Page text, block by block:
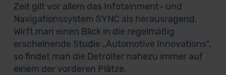
Zeit gilt vor allem das Infotainment- und
Navigationssystem SYNC als herausragend.
Wirft man einen Blick in die regelmäßig
erscheinende Studie „Automotive Innovations“,
so findet man die Detroiter nahezu immer auf
einem der vorderen Plätze.